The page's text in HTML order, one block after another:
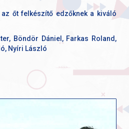
őt felkészítő edzőknek a kiváló
Böndör Dániel, Farkas Roland,
Nyíri László